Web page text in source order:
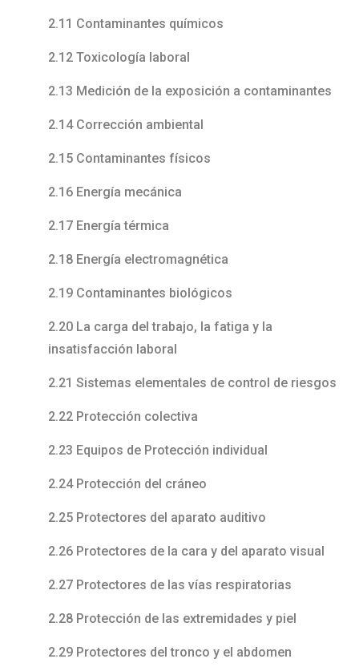
2.11 Contaminantes químicos
2.12 Toxicología laboral
2.13 Medición de la exposición a contaminantes
2.14 Corrección ambiental
2.15 Contaminantes físicos
2.16 Energía mecánica
2.17 Energía térmica
2.18 Energía electromagnética
2.19 Contaminantes biológicos
2.20 La carga del trabajo, la fatiga y la
insatisfacción laboral
2.21 Sistemas elementales de control de riesgos
2.22 Protección colectiva
2.23 Equipos de Protección individual
2.24 Protección del cráneo
2.25 Protectores del aparato auditivo
2.26 Protectores de la cara y del aparato visual
2.27 Protectores de las vías respiratorias
2.28 Protección de las extremidades y piel
2.29 Protectores del tronco y el abdomen